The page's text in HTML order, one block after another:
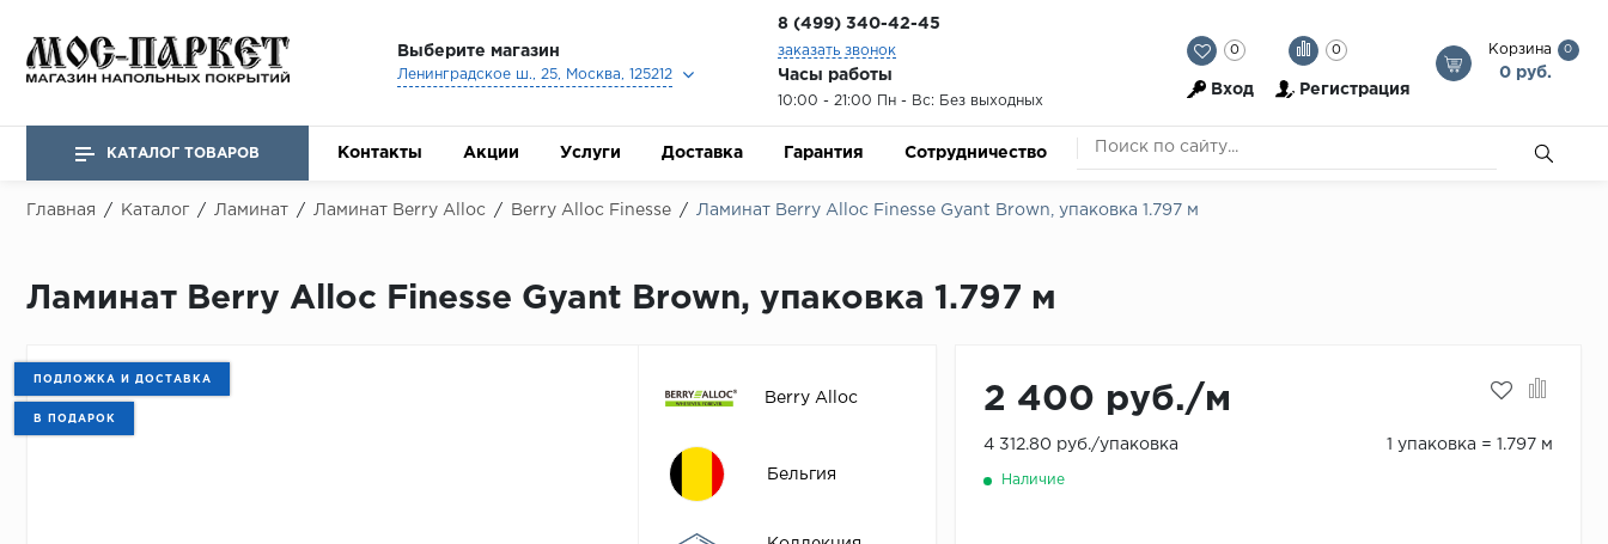
Выберите магазин
Ленинградское ш., 25, Москва, 125212
8 (499) 340-42-45
заказать звонок
Часы работы
10:00 - 21:00 Пн - Вс: Без выходных
0 0
Вход Регистрация
Корзина 0
0 руб.
КАТАЛОГ ТОВАРОВ Контакты Акции Услуги Доставка Гарантия Сотрудничество
Главная / Каталог / Ламинат / Ламинат Berry Alloc / Berry Alloc Finesse / Ламинат Berry Alloc Finesse Gyant Brown, упаковка 1.797 м
Ламинат Berry Alloc Finesse Gyant Brown, упаковка 1.797 м
ПОДЛОЖКА И ДОСТАВКА
В ПОДАРОК
Berry Alloc
Бельгия
2 400 руб./м
4 312.80 руб./упаковка 1 упаковка = 1.797 м
Наличие